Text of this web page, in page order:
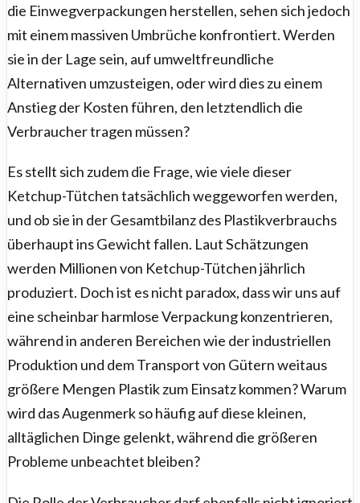
die Einwegverpackungen herstellen, sehen sich jedoch
mit einem massiven Umbrüche konfrontiert. Werden
sie in der Lage sein, auf umweltfreundliche
Alternativen umzusteigen, oder wird dies zu einem
Anstieg der Kosten führen, den letztendlich die
Verbraucher tragen müssen?
Es stellt sich zudem die Frage, wie viele dieser
Ketchup-Tütchen tatsächlich weggeworfen werden,
und ob sie in der Gesamtbilanz des Plastikverbrauchs
überhaupt ins Gewicht fallen. Laut Schätzungen
werden Millionen von Ketchup-Tütchen jährlich
produziert. Doch ist es nicht paradox, dass wir uns auf
eine scheinbar harmlose Verpackung konzentrieren,
während in anderen Bereichen wie der industriellen
Produktion und dem Transport von Gütern weitaus
größere Mengen Plastik zum Einsatz kommen? Warum
wird das Augenmerk so häufig auf diese kleinen,
alltäglichen Dinge gelenkt, während die größeren
Probleme unbeachtet bleiben?